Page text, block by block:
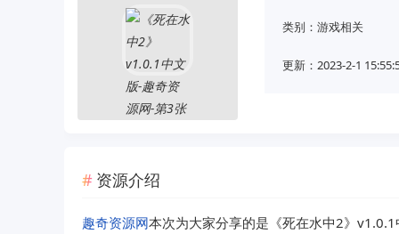
类别： 游戏相关
更新：2023-2-1
资源介绍
趣奇资源网本次为大家分享的是《死在水中2》v1.0.1